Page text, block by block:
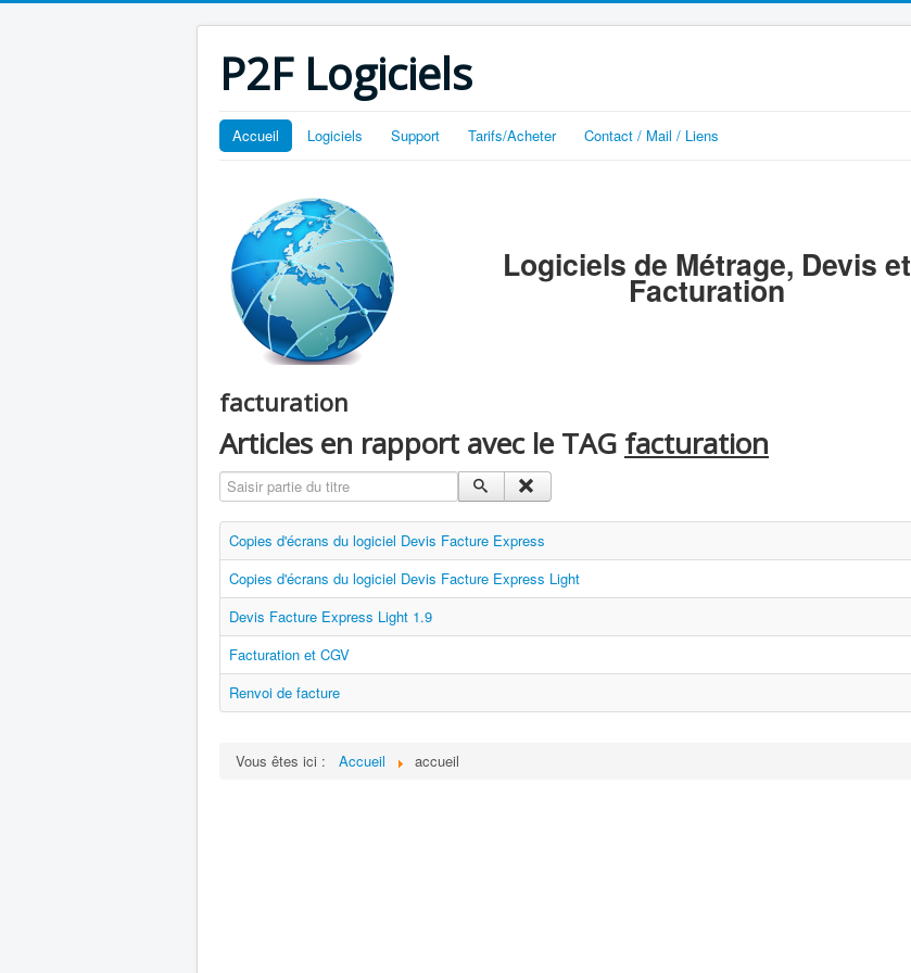
P2F Logiciels
Accueil Logiciels Support Tarifs/Acheter Contact / Mail / Liens
Logiciels de Métrage, Devis et
Facturation
facturation
Articles en rapport avec le TAG facturation
Saisir partie du titre
Copies d'écrans du logiciel Devis Facture Express
Copies d'écrans du logiciel Devis Facture Express Light
Devis Facture Express Light 1.9
Facturation et CGV
Renvoi de facture
Vous êtes ici : Accueil accueil